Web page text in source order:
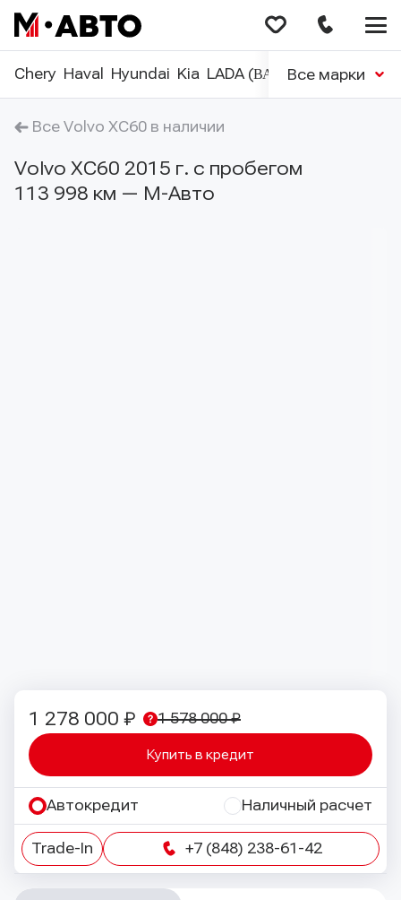
Chery Haval Hyundai Kia LADA (ВАЗ) Nissan
Все марки
Все Volvo XC60 в наличии
Volvo XC60 2015 г. с пробегом
113 998 км — М-Авто
1 278 000 ₽ 1 578 000 ₽
Купить в кредит
Автокредит Наличный расчет
Trade-In +7 (848) 238-61-42